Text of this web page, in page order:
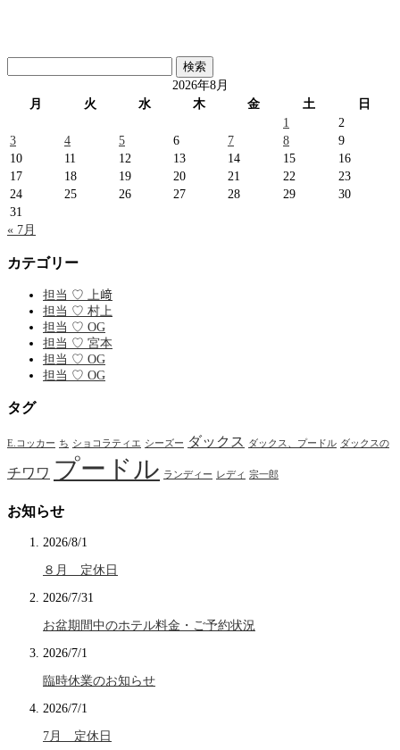
索:
2026年8月
月
火 水 木 金 土
日
1
2
3
4 5 6 7 8
9
10
11 12 13 14 15
16
17
18 19 20 21 22
23
24
25 26 27 28 29
30
31
« 7月
カテゴリー
担当 ♡ 上﨑
担当 ♡ 村上
担当 ♡ OG
担当 ♡ 宮本
担当 ♡ OG
担当 ♡ OG
タグ
E.コッカー ち ショコラティエ シーズー ダックス ダックス、プードル ダックスの
チワワ プードル ランディー レディ 宗一郎
お知らせ
2026/8/1
８月 定休日
2026/7/31
お盆期間中のホテル料金・ご予約状況
2026/7/1
臨時休業のお知らせ
2026/7/1
7月 定休日